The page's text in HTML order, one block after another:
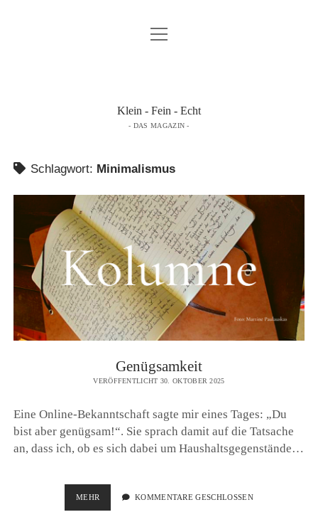
K & F …
IMPRESSUM
Menü
öffnen
Klein - Fein - Echt
- DAS MAGAZIN -
Schlagwort: Minimalismus
Genügsamkeit
VERÖFFENTLICHT 30. OKTOBER 2025
Eine Online-Bekanntschaft sagte mir eines Tages: „Du
bist aber genügsam!“. Sie sprach damit auf die Tatsache
an, dass ich, ob es sich dabei um Haushaltsgegenstände…
MEHR GENÜGSAMKEITKOMMENTARE GESCHLOSSEN